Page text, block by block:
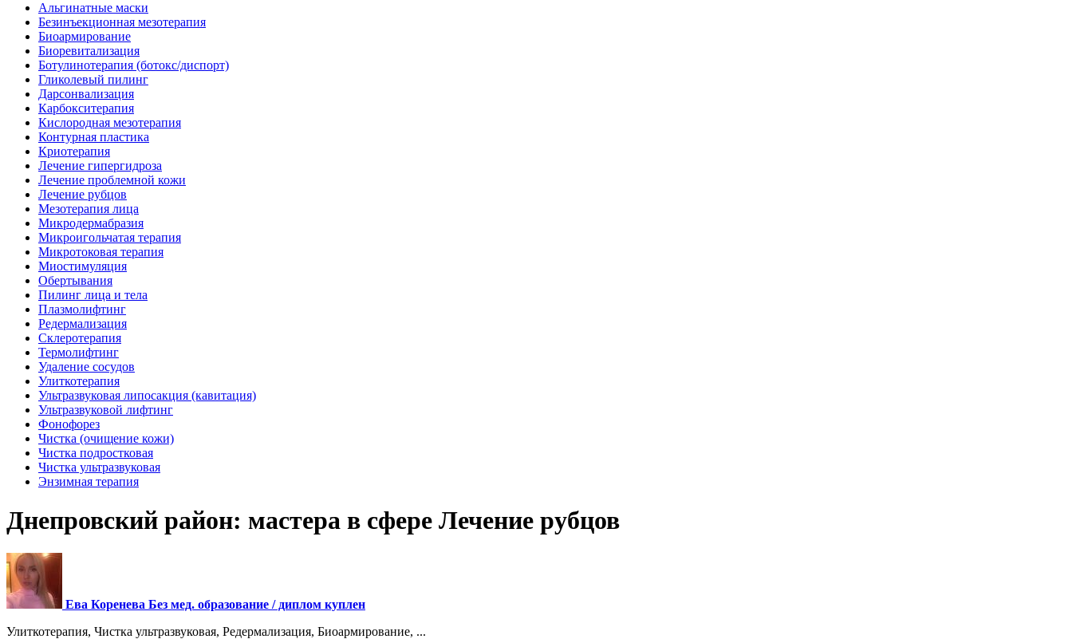
Альгинатные маски
Безинъекционная мезотерапия
Биоармирование
Биоревитализация
Ботулинотерапия (ботокс/диспорт)
Гликолевый пилинг
Дарсонвализация
Карбокситерапия
Кислородная мезотерапия
Контурная пластика
Криотерапия
Лечение гипергидроза
Лечение проблемной кожи
Лечение рубцов
Мезотерапия лица
Микродермабразия
Микроигольчатая терапия
Микротоковая терапия
Миостимуляция
Обертывания
Пилинг лица и тела
Плазмолифтинг
Редермализация
Склеротерапия
Термолифтинг
Удаление сосудов
Улиткотерапия
Ультразвуковая липосакция (кавитация)
Ультразвуковой лифтинг
Фонофорез
Чистка (очищение кожи)
Чистка подростковая
Чистка ультразвуковая
Энзимная терапия
Днепровский район: мастера в сфере Лечение рубцов
Ева Коренева Без мед. образование / диплом куплен
Улиткотерапия, Чистка ультразвуковая, Редермализация, Биоармирование, ...